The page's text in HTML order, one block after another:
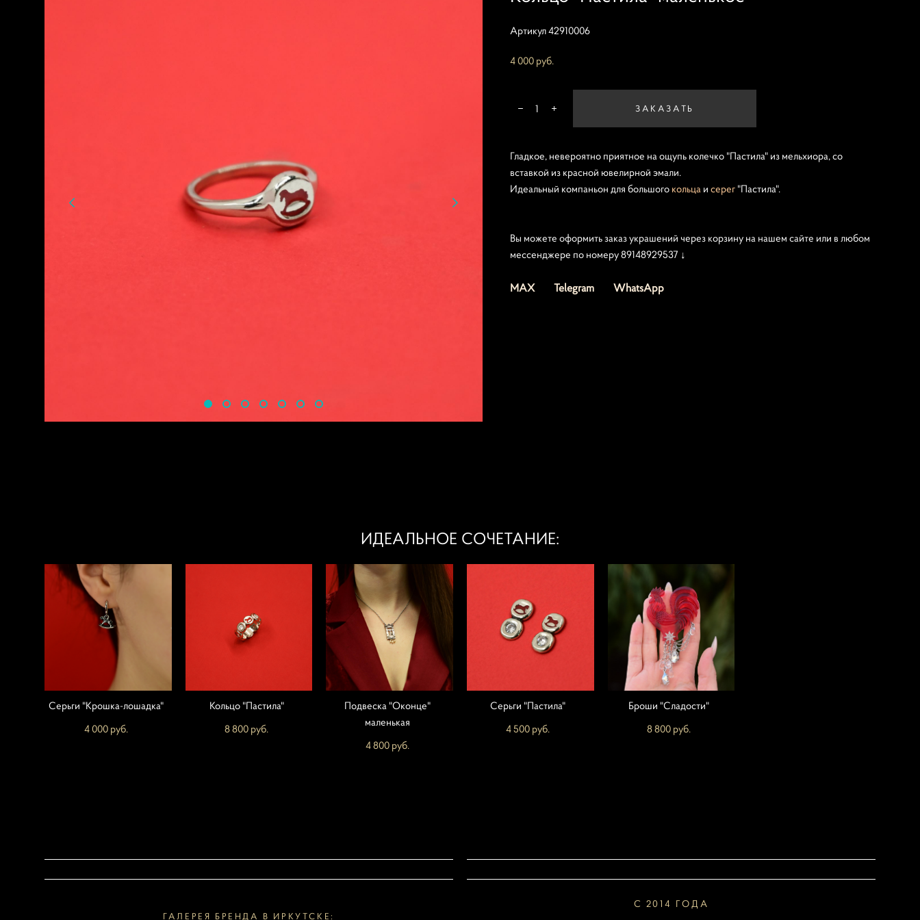
Артикул 42910006
4 000 pуб.
ЗАКАЗАТЬ
Гладкое, невероятно приятное на ощупь колечко "Пастила" из мельхиора, со
вставкой из красной ювелирной эмали.
Идеальный компаньон для большого кольца и серег "Пастила".
Вы можете оформить заказ украшений через корзину на нашем сайте или в любом
мессенджере по номеру 89148929537 ↓
MAX Telegram WhatsApp
ИДЕАЛЬНОЕ СОЧЕТАНИЕ:
Серьги "Крошка-лошадка"
4 000 pуб.
Кольцо "Пастила"
8 800 pуб.
Подвеска "Оконце"
маленькая
4 800 pуб.
Серьги "Пастила"
4 500 pуб.
Броши "Сладости"
8 800 pуб.
ГАЛЕРЕЯ БРЕНДА В ИРКУТСКЕ:
С 2014 ГОДА